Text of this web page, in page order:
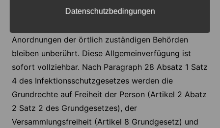
Die Polizei ist angehalten, die Einhaltung dieser
Anordnungen der örtlich zuständigen Behörden
bleiben unberührt. Diese Allgemeinverfügung ist
sofort vollziehbar. Nach Paragraph 28 Absatz 1 Satz
4 des Infektionsschutzgesetzes werden die
Grundrechte auf Freiheit der Person (Artikel 2 Abatz
2 Satz 2 des Grundgesetzes), der
Versammlungsfreiheit (Artikel 8 Grundgesetz) und
Datenschutzbedingungen